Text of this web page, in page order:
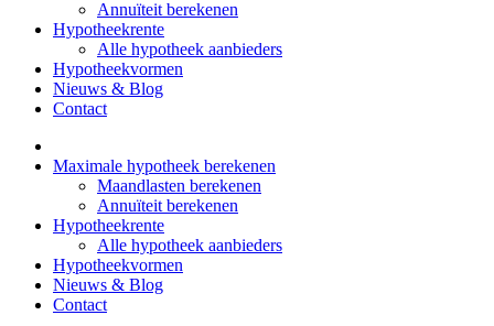
Annuïteit berekenen
Hypotheekrente
Alle hypotheek aanbieders
Hypotheekvormen
Nieuws & Blog
Contact
Maximale hypotheek berekenen
Maandlasten berekenen
Annuïteit berekenen
Hypotheekrente
Alle hypotheek aanbieders
Hypotheekvormen
Nieuws & Blog
Contact